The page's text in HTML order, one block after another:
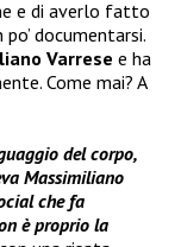
e di averlo fatto
documentarsi.
Varrese e ha
Come mai? A
del corpo,
Massimiliano
che fa
è proprio la